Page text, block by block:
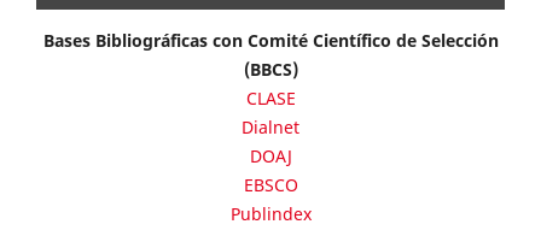
Bases Bibliográficas con Comité Científico de Selección
(BBCS)
CLASE
Dialnet
DOAJ
EBSCO
Publindex